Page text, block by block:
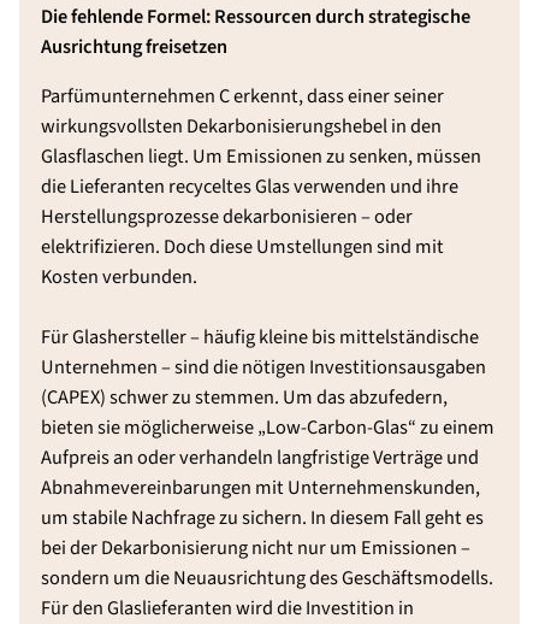
Die fehlende Formel: Ressourcen durch strategische
Ausrichtung freisetzen
Parfümunternehmen C erkennt, dass einer seiner
wirkungsvollsten Dekarbonisierungshebel in den
Glasflaschen liegt. Um Emissionen zu senken, müssen
die Lieferanten recyceltes Glas verwenden und ihre
Herstellungsprozesse dekarbonisieren – oder
elektrifizieren. Doch diese Umstellungen sind mit
Kosten verbunden.
Für Glashersteller – häufig kleine bis mittelständische
Unternehmen – sind die nötigen Investitionsausgaben
(CAPEX) schwer zu stemmen. Um das abzufedern,
bieten sie möglicherweise „Low-Carbon-Glas“ zu einem
Aufpreis an oder verhandeln langfristige Verträge und
Abnahmevereinbarungen mit Unternehmenskunden,
um stabile Nachfrage zu sichern. In diesem Fall geht es
bei der Dekarbonisierung nicht nur um Emissionen –
sondern um die Neuausrichtung des Geschäftsmodells.
Für den Glaslieferanten wird die Investition in